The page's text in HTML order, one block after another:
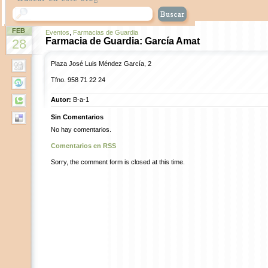
FEB
28
Eventos Farmacias de Guardia
Farmacia de Guardia: García Amat
Plaza José Luis Méndez García, 2
Tfno. 958 71 22 24
Autor: B-a-1
Sin Comentarios
No hay comentarios.
Comentarios en RSS
Sorry, the comment form is closed at this time.